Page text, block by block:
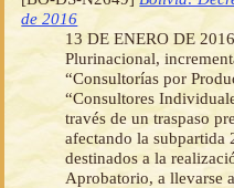
de 2016
13 DE ENERO DE
Plurinacional,
“Consultorías por
“Consultores
través de un traspaso
afectando la subpartida
destinados a la
Aprobatorio, a llevarse